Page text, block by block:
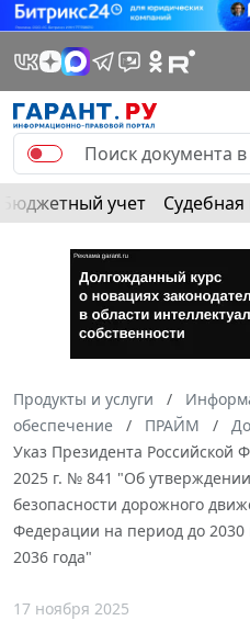
Бюджетный учет Судебная
Продукты и услуги
обеспечение
ПРАЙМ
Указ Президента Российской
2025 г. № 841 "Об
безопасности дорожного
Федерации на период до 2030
2036 года"
17 ноября 2025